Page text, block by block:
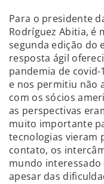
Para o presidente
Rodríguez Abitia, é
segunda edição do
resposta ágil
pandemia de
e nos permitiu não
com os sócios
as perspectivas
muito importante
tecnologias vieram
contato, os
mundo
apesar das